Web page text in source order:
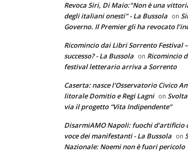
Revoca Siri, Di Maio:"Non è una
degli italiani onesti" - La Bussola on
Governo. Il Premier gli ha revocato
Ricomincio dai Libri Sorrento Festival
successo? - La Bussola on Ricomincio
festival letterario arriva a Sorrento
Caserta: nasce l'Osservatorio Civico
litorale Domitio e Regi Lagni on
via il progetto “Vita Indipendente”
DisarmiAMO Napoli: fuochi d'artificio
voce dei manifestanti - La Bussola on
Nazionale: Noemi non è fuori pericolo